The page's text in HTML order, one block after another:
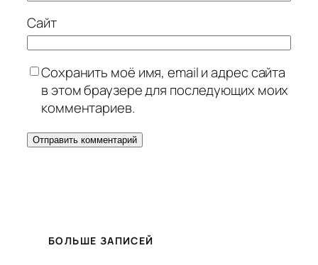
Сайт
Сохранить моё имя, email и адрес сайта
в этом браузере для последующих моих
комментариев.
БОЛЬШЕ ЗАПИСЕЙ